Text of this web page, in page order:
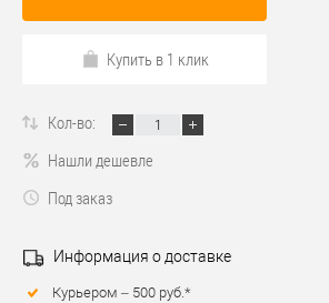
Купить в 1 клик
Кол-во:
Нашли дешевле
Под заказ
Информация о доставке
Курьером – 500 руб.*